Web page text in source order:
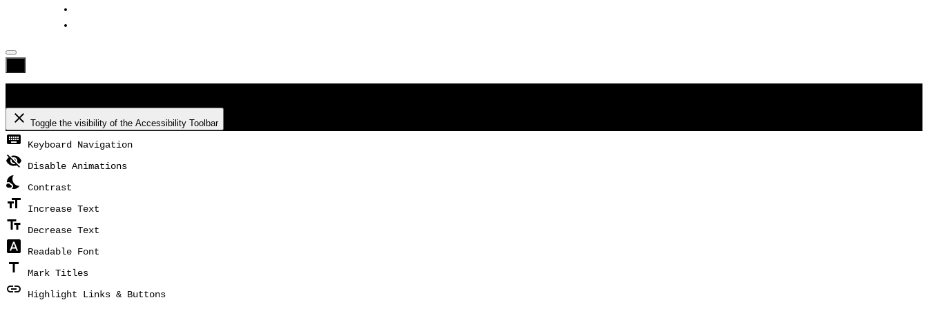
close Toggle the visibility of the Accessibility Toolbar
keyboard Keyboard Navigation
visibility_off Disable Animations
nights_stay Contrast
format_size Increase Text
text_fields Decrease Text
font_download Readable Font
title Mark Titles
link Highlight Links & Buttons